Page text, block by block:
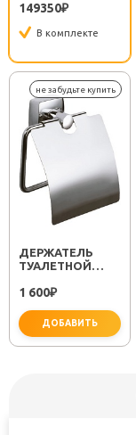
0128090000
149350₽
В комплекте
ДЕРЖАТЕЛЬ
ТУАЛЕТНОЙ
KVADRO FX-
1 600₽
ДОБАВИТЬ